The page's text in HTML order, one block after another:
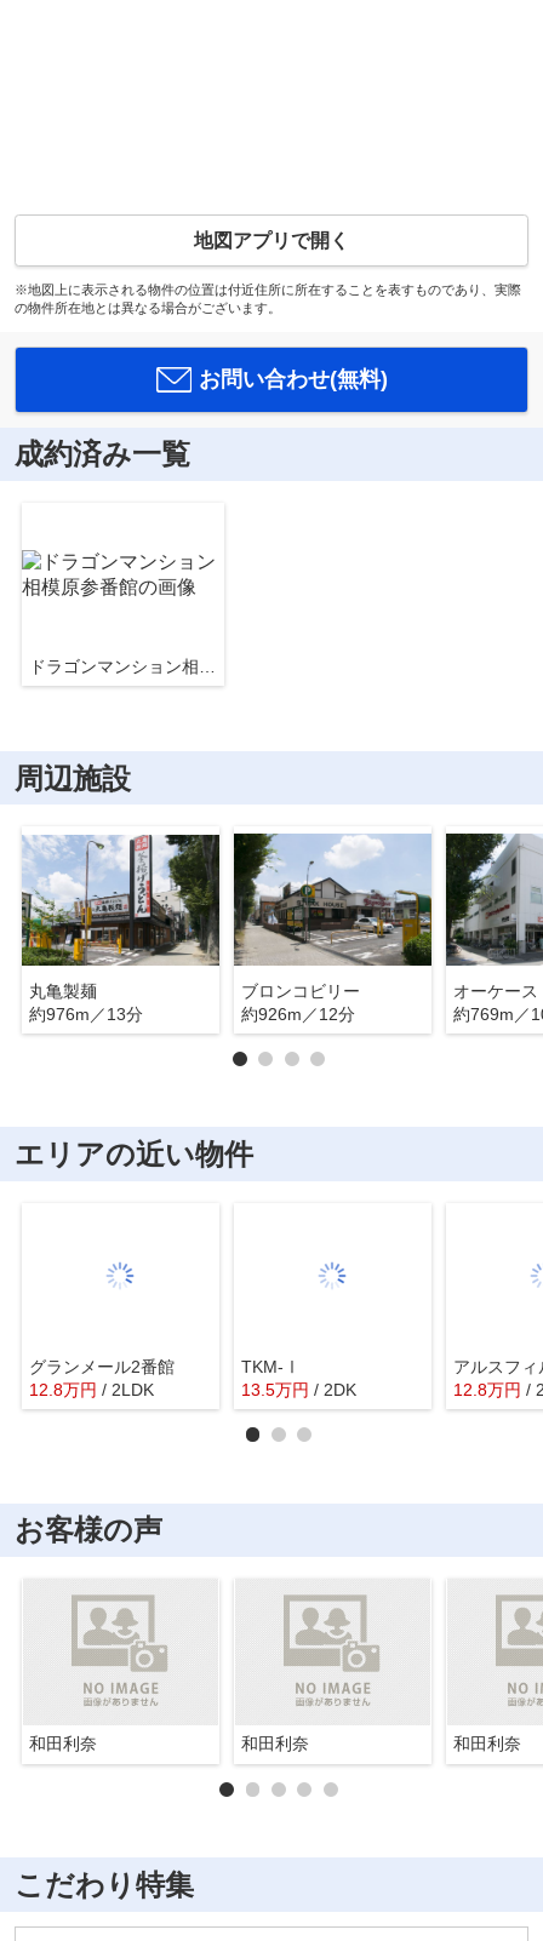
地図アプリで開く
※地図上に表示される物件の位置は付近住所に所在することを表すものであり、実際
の物件所在地とは異なる場合がございます。
お問い合わせ(無料)
成約済み一覧
ドラゴンマンション相模原参番館
周辺施設
丸亀製麺
約976m／13分
ブロンコビリー
約926m／12分
オーケース
約769m／
エリアの近い物件
グランメール2番館
12.8万円 / 2LDK
TKM-Ⅰ
13.5万円 / 2DK
アルスフ
12.8万円 /
お客様の声
和田利奈 和田利奈 和田利奈
こだわり特集